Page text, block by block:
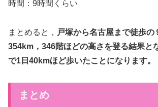
時間：9時間くらい
まとめると， 戸塚から名古屋まで徒歩の
354km，346階ほどの高さを登る結果と
で1日40kmほど歩いたことになります。
まとめ